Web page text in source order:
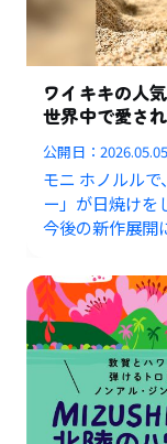
ワイキキの人
世界中で愛さ
公開日：2026.05.05
モニ ホノルル
ー」が日焼けを
今後の新作展開